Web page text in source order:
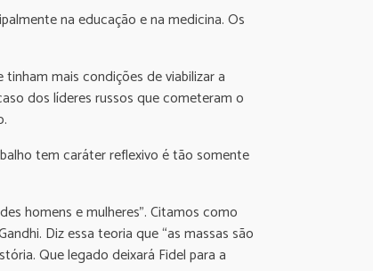
na educação e na medicina. Os
mais condições de viabilizar a
dos líderes russos que cometeram o
tem caráter reflexivo é tão somente
homens e mulheres”. Citamos como
Diz essa teoria que “as massas são
Que legado deixará Fidel para a